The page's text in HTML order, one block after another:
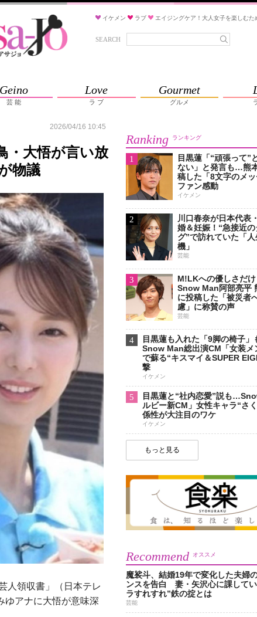
イケメン ラブ エイジングケア！大人女子を楽しむた
SEARCH
Geino
芸 能
Love
ラ ブ
Gourmet
グルメ
2026/04/16 10:45
・大悟が言い放
物議
人領収書」（日本テレ
ゆアナに大悟が意味深
Ranking ランキング
1
目黒蓮「“頑張って”
ない」と発言も…熊
稿した「8文字のメ
ファン感動
イケメン
2
川口春奈が日本代表
婚＆妊娠！“急接近
グ”で訪れていた「
機」
芸能
3
M!LKへの優しさだ
Snow Man阿部亮平
に投稿した「被災者
慮」に称賛の声
芸能
4
目黒蓮も入れた「9脚の椅子」
Snow Man総出演CM「女装メ
で蘇る“キスマイ＆SUPER
撃
イケメン
5
目黒蓮と“社内恋愛”説も
ルビー新CM」女性キャラ“さ
係性が大注目のワケ
イケメン
もっと見る
Recommend オススメ
魔裟斗、結婚19年で変化した夫婦
ンスを告白 妻・矢沢心に課して
ラすれすれ”鉄の掟とは
芸能